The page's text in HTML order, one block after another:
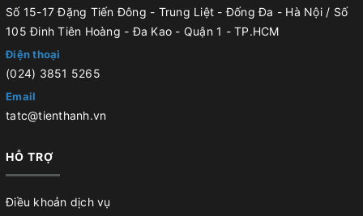
Số 15-17 Đặng Tiến Đông - Trung Liệt - Đống Đa - Hà Nội / Số
105 Đinh Tiên Hoàng - Đa Kao - Quận 1 - TP.HCM
Điện thoại
(024) 3851 5265
Email
tatc@tienthanh.vn
HỖ TRỢ
Điều khoản dịch vụ